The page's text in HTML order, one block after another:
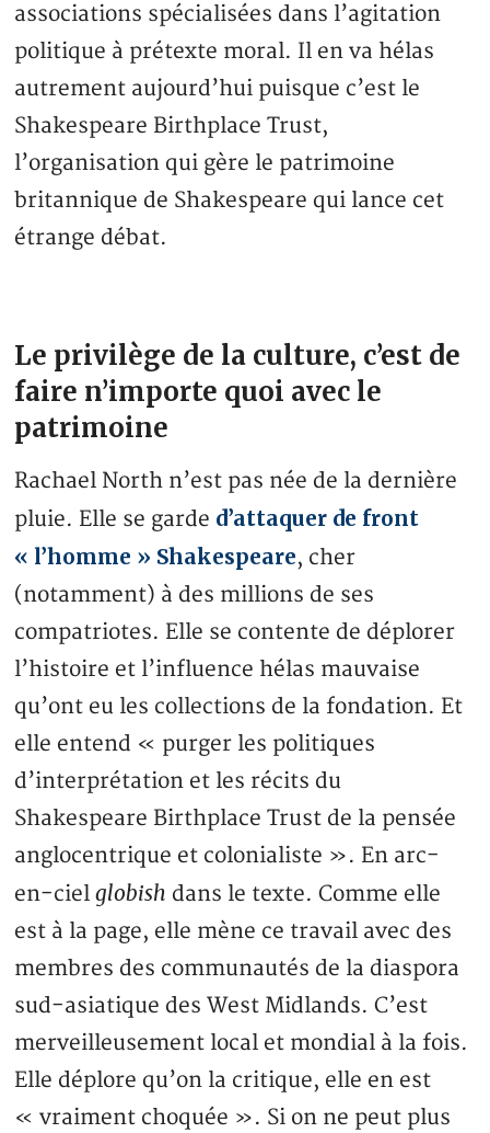
associations spécialisées dans l’agitation
politique à prétexte moral. Il en va hélas
autrement aujourd’hui puisque c’est le
Shakespeare Birthplace Trust,
l’organisation qui gère le patrimoine
britannique de Shakespeare qui lance cet
étrange débat.
Le privilège de la culture, c’est de
faire n’importe quoi avec le
patrimoine
Rachael North n’est pas née de la dernière
pluie. Elle se garde d’attaquer de front
« l’homme » Shakespeare, cher
(notamment) à des millions de ses
compatriotes. Elle se contente de déplorer
l’histoire et l’influence hélas mauvaise
qu’ont eu les collections de la fondation. Et
elle entend « purger les politiques
d’interprétation et les récits du
Shakespeare Birthplace Trust de la pensée
anglocentrique et colonialiste ». En arc-
en-cielglobish dans le texte. Comme elle
est à la page, elle mène ce travail avec des
membres des communautés de la diaspora
sud-asiatique des West Midlands. C’est
merveilleusement local et mondial à la fois.
Elle déplore qu’on la critique, elle en est
« vraiment choquée ». Si on ne peut plus